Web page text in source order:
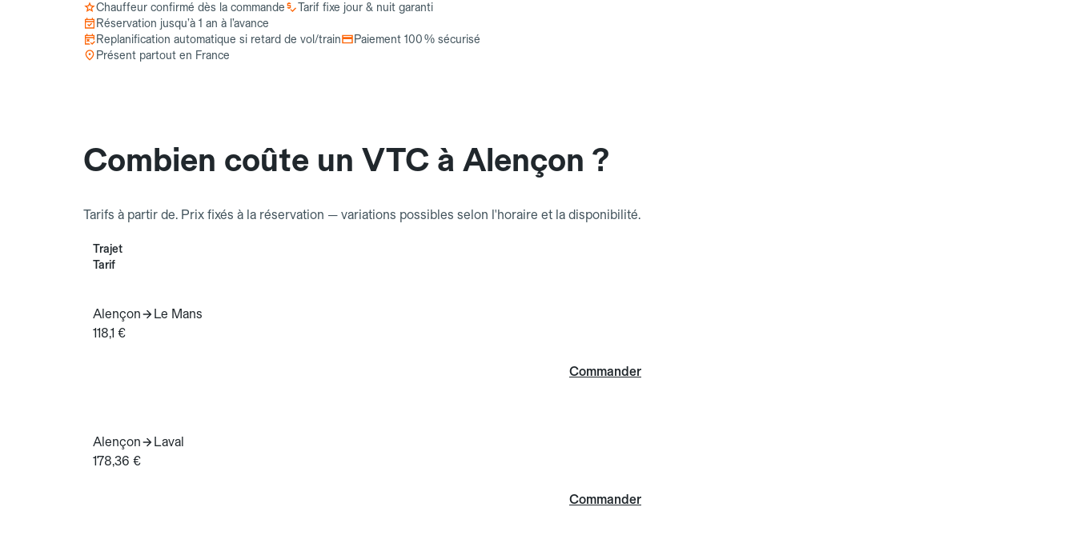
Chauffeur confirmé dès la commande
Tarif fixe jour & nuit garanti
Réservation jusqu’à 1 an à l’avance
Replanification automatique si retard de vol/train
Paiement 100 % sécurisé
Présent partout en France
Combien coûte un VTC à Alençon ?
Tarifs à partir de. Prix fixés à la réservation — variations possibles selon l'horaire et la disponibilité.
Trajet
Tarif
Alençon
Le Mans
118,1 €
Commander
Alençon
Laval
178,36 €
Commander